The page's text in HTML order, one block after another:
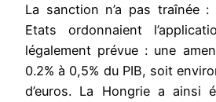
La sanction n’a pas traînée :
Etats ordonnaient
légalement prévue : une
0.2% à 0,5% du PIB, soit
d’euros. La Hongrie a ainsi